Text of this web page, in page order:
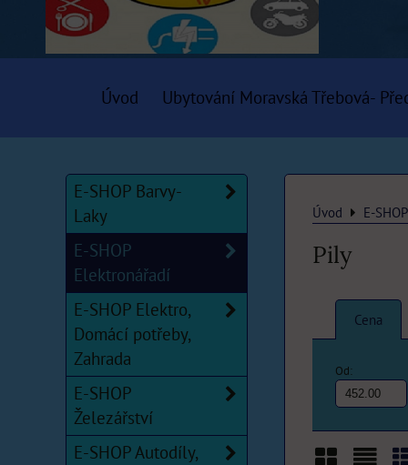
Úvod Ubytování Moravská Třebová-
Úvod E-
Pily
Cena
Od:
E-SHOP Barvy-
Laky
E-SHOP
Elektronářadí
E-SHOP Elektro,
Domácí potřeby,
Zahrada
E-SHOP
Železářství
E-SHOP Autodíly,